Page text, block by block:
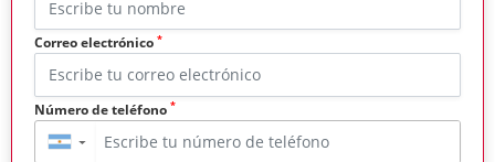
Correo electrónico *
Número de teléfono *
▼